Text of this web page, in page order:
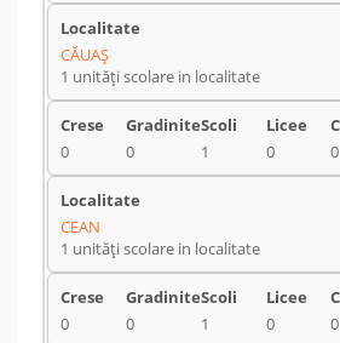
CĂUAŞ
1 unități scolare in localitate
0 0 1 0 0
CEAN
1 unități scolare in localitate
0 0 1 0 0